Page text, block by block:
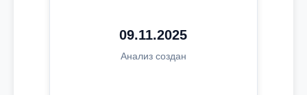
09.11.2025
Анализ создан